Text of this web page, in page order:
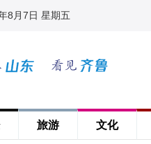
8月7日 星期五
旅游 文化